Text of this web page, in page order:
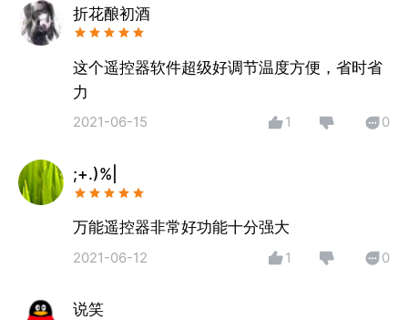
折花酿初酒
这个遥控器软件超级好调节温度方便，省时省
力
2021-06-15 1 0
;+.)%|
万能遥控器非常好功能十分强大
2021-06-12 1 0
说笑